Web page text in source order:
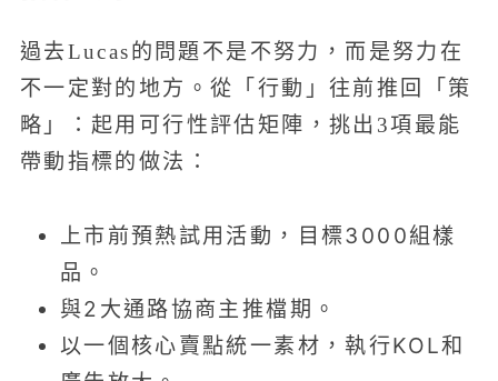
過去Lucas的問題不是不努力，而是努力在
不一定對的地方。從「行動」往前推回「策
略」：起用可行性評估矩陣，挑出3項最能
帶動指標的做法：
上市前預熱試用活動，目標3000組樣
品。
與2大通路協商主推檔期。
以一個核心賣點統一素材，執行KOL和